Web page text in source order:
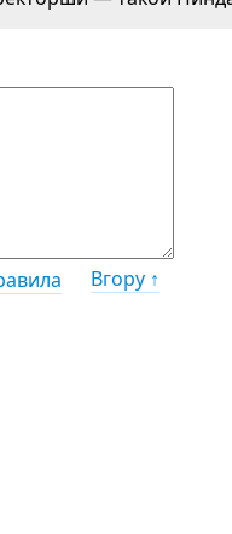
Вгору ↑